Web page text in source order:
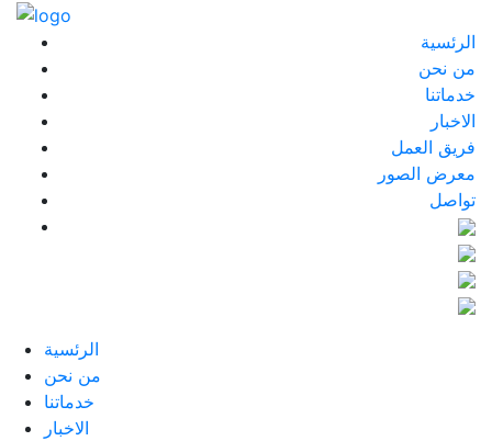
الرئسية
من نحن
خدماتنا
الاخبار
فريق العمل
معرض الصور
تواصل
الرئسية
من نحن
خدماتنا
الاخبار